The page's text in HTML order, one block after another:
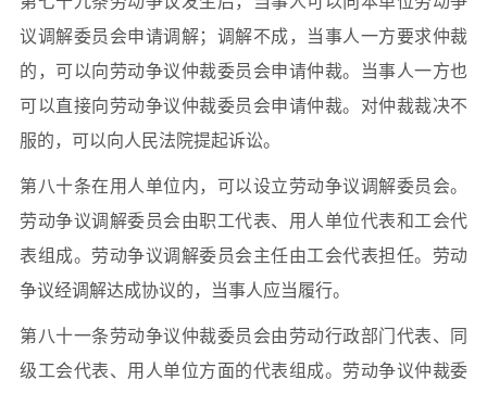
议调解委员会申请调解；调解不成，当事人一方要求仲裁
的，可以向劳动争议仲裁委员会申请仲裁。当事人一方也
可以直接向劳动争议仲裁委员会申请仲裁。对仲裁裁决不
服的，可以向人民法院提起诉讼。
第八十条在用人单位内，可以设立劳动争议调解委员会。
劳动争议调解委员会由职工代表、用人单位代表和工会代
表组成。劳动争议调解委员会主任由工会代表担任。劳动
争议经调解达成协议的，当事人应当履行。
第八十一条劳动争议仲裁委员会由劳动行政部门代表、同
级工会代表、用人单位方面的代表组成。劳动争议仲裁委